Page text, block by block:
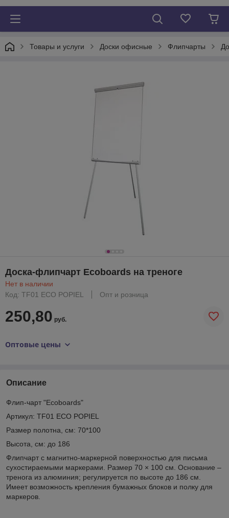
Товары и услуги Доски офисные Флипчарты
Доска-флипчарт Ecoboards на треноге
Нет в наличии
Код: TF01 ECO POPIEL
Опт и розница
250,80 руб.
Оптовые цены
Описание
Флип-чарт "Ecoboards"
Артикул: TF01 ECO POPIEL
Размер полотна, см: 70*100
Высота, см: до 186
Флипчарт с магнитно-маркерной поверхностью для письма
сухостираемыми маркерами. Размер 70 × 100 см. Основание –
тренога из алюминия; регулируется по высоте до 186 см.
Имеет возможность крепления бумажных блоков и полку для
маркеров.